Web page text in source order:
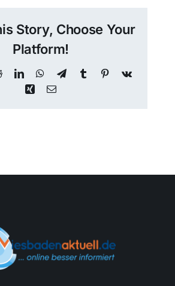
Story, Choose Your
Platform!
RedditLinkedInWhatsApp
TelegramTumblr Pinterest
Vk
Xing Email